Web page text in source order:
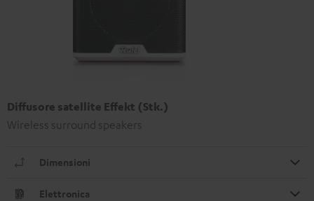
Diffusore satellite Effekt (Stk.)
Wireless surround speakers
Dimensioni
Elettronica